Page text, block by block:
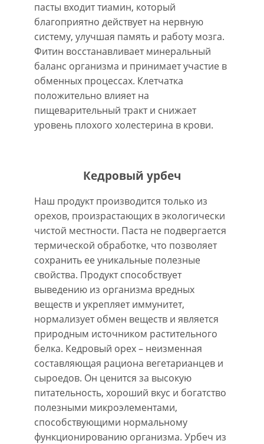
пасты входит тиамин, который
благоприятно действует на нервную
систему, улучшая память и работу мозга.
Фитин восстанавливает минеральный
баланс организма и принимает участие в
обменных процессах. Клетчатка
положительно влияет на
пищеварительный тракт и снижает
уровень плохого холестерина в крови.
Кедровый урбеч
Наш продукт производится только из
орехов, произрастающих в экологически
чистой местности. Паста не подвергается
термической обработке, что позволяет
сохранить ее уникальные полезные
свойства. Продукт способствует
выведению из организма вредных
веществ и укрепляет иммунитет,
нормализует обмен веществ и является
природным источником растительного
белка. Кедровый орех – неизменная
составляющая рациона вегетарианцев и
сыроедов. Он ценится за высокую
питательность, хороший вкус и богатство
полезными микроэлементами,
способствующими нормальному
функционированию организма. Урбеч из